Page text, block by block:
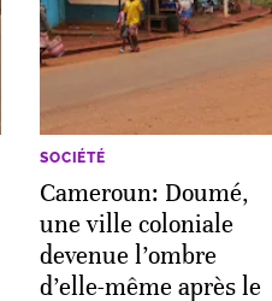
SOCIÉTÉ
Cameroun: Doumé,
une ville coloniale
devenue l’ombre
d’elle-même après le